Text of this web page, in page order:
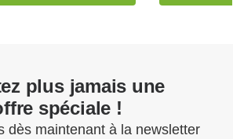
plus jamais une
spéciale !
dès maintenant à la newsletter